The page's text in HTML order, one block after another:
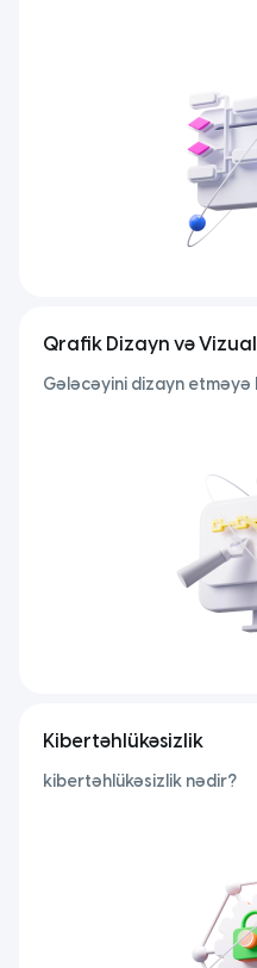
Qrafik Dizayn və
Gələcəyini dizayn etməyə
Kibertəhlükəsizlik
kibertəhlükəsizlik nədir?